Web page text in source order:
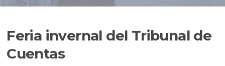
Feria invernal del Tribunal de
Cuentas